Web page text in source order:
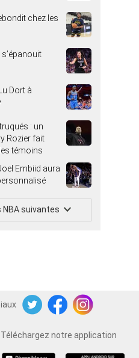
chez les
Dort à
: un
Rozier fait
témoins
Embiid aura
suivantes
FacebookInstagram
Téléchargez notre application